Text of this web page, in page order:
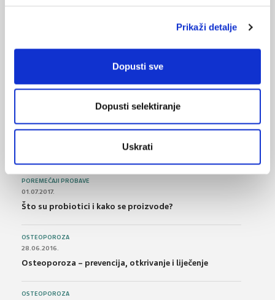
Prikaži detalje
Dopusti sve
Dopusti selektiranje
Uskrati
>
<
Bolna leđa - medicinske vježbe (nove smjernice)
14.07.2016.
POREMEĆAJI PROBAVE
01.07.2017.
Što su probiotici i kako se proizvode?
OSTEOPOROZA
28.06.2016.
Osteoporoza – prevencija, otkrivanje i liječenje
OSTEOPOROZA